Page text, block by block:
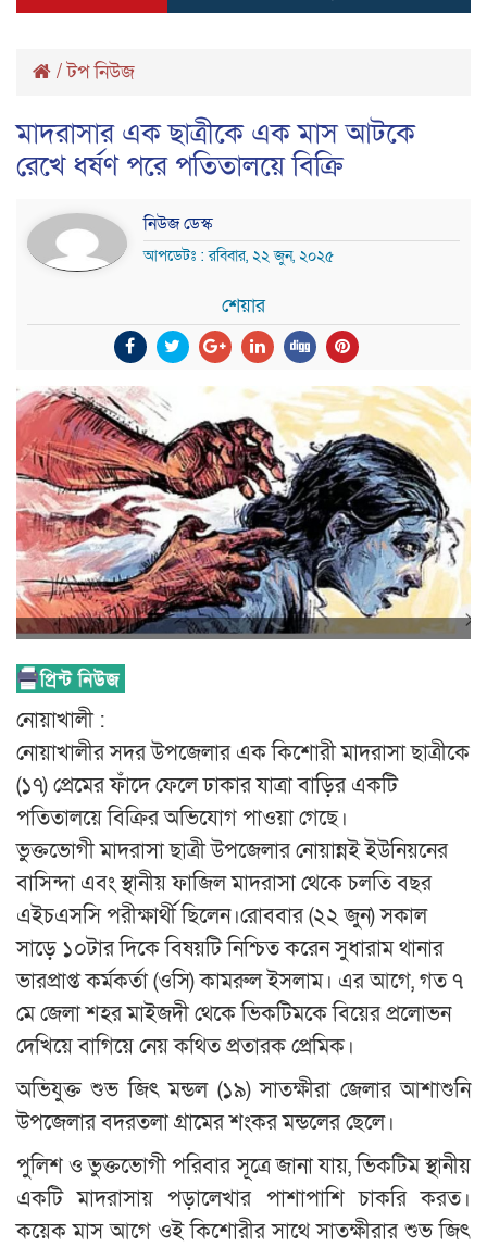
/টপ নিউজ
মাদরাসার এক ছাত্রীকে এক মাস আটকে
রেখে ধর্ষণ পরে পতিতালয়ে বিক্রি
নিউজ ডেস্ক
আপডেটঃ : রবিবার, ২২ জুন, ২০২৫
শেয়ার
নোয়াখালী :
নোয়াখালীর সদর উপজেলার এক কিশোরী মাদরাসা ছাত্রীকে
(১৭) প্রেমের ফাঁদে ফেলে ঢাকার যাত্রা বাড়ির একটি
পতিতালয়ে বিক্রির অভিযোগ পাওয়া গেছে।
ভুক্তভোগী মাদরাসা ছাত্রী উপজেলার নোয়ান্নই ইউনিয়নের
বাসিন্দা এবং স্থানীয় ফাজিল মাদরাসা থেকে চলতি বছর
এইচএসসি পরীক্ষার্থী ছিলেন।রোববার (২২ জুন) সকাল
সাড়ে ১০টার দিকে বিষয়টি নিশ্চিত করেন সুধারাম থানার
ভারপ্রাপ্ত কর্মকর্তা (ওসি) কামরুল ইসলাম। এর আগে, গত ৭
মে জেলা শহর মাইজদী থেকে ভিকটিমকে বিয়ের প্রলোভন
দেখিয়ে বাগিয়ে নেয় কথিত প্রতারক প্রেমিক।
অভিযুক্ত শুভ জিৎ মন্ডল (১৯) সাতক্ষীরা জেলার আশাশুনি
উপজেলার বদরতলা গ্রামের শংকর মন্ডলের ছেলে।
পুলিশ ও ভুক্তভোগী পরিবার সূত্রে জানা যায়, ভিকটিম স্থানীয়
একটি মাদরাসায় পড়ালেখার পাশাপাশি চাকরি করত।
কয়েক মাস আগে ওই কিশোরীর সাথে সাতক্ষীরার শুভ জিৎ